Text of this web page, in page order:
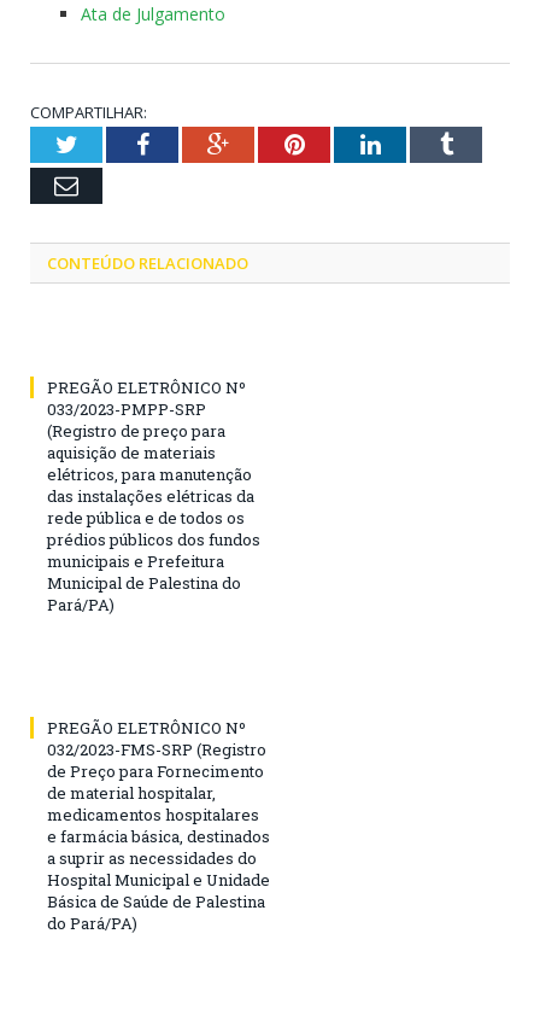
Ata de Julgamento
COMPARTILHAR:
TwitterFacebookGoogle+PinterestLinkedInTumblr
Email
CONTEÚDO RELACIONADO
PREGÃO ELETRÔNICO Nº
033/2023-PMPP-SRP
(Registro de preço para
aquisição de materiais
elétricos, para manutenção
das instalações elétricas da
rede pública e de todos os
prédios públicos dos fundos
municipais e Prefeitura
Municipal de Palestina do
Pará/PA)
PREGÃO ELETRÔNICO Nº
032/2023-FMS-SRP (Registro
de Preço para Fornecimento
de material hospitalar,
medicamentos hospitalares
e farmácia básica, destinados
a suprir as necessidades do
Hospital Municipal e Unidade
Básica de Saúde de Palestina
do Pará/PA)